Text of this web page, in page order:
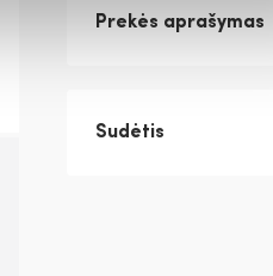
Prekės aprašymas
Sudėtis